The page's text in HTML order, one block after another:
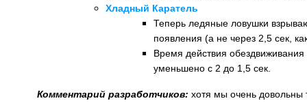
Хладный Каратель
Теперь ледяные ловушки
появления (а не через 2,5 сек,
Время действия
уменьшено с 2 до 1,5 сек.
Комментарий разработчиков: хотя мы очень довольны